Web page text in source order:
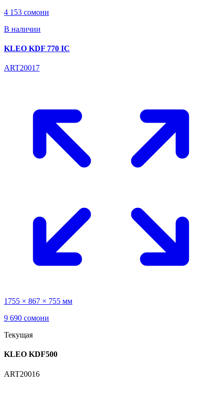
4 153 сомони
В наличии
KLEO KDF 770 IC
ART20017
1755 × 867 × 755 мм
9 690 сомони
Текущая
KLEO KDF500
ART20016